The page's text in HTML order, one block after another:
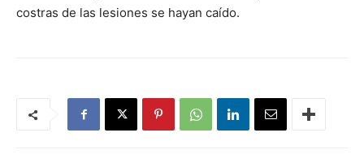
costras de las lesiones se hayan caído.